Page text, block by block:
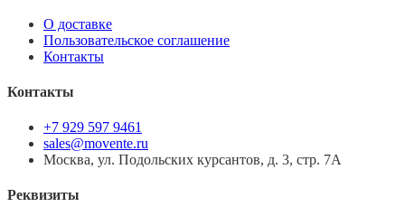
О доставке
Пользовательское соглашение
Контакты
Контакты
+7 929 597 9461
sales@movente.ru
Москва, ул. Подольских курсантов, д. 3, стр. 7А
Реквизиты